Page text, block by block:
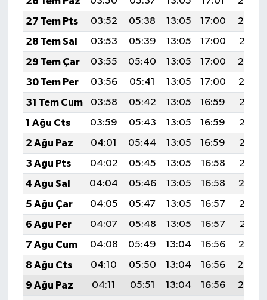
27 Tem Pts
03:52 05:38 13:05 17:00
20:22
28 Tem Sal
03:53 05:39 13:05 17:00
20:21
29 Tem Çar
03:55 05:40 13:05 17:00
20:20
30 Tem Per
03:56 05:41 13:05 17:00
20:19
31 Tem Cum
03:58 05:42 13:05 16:59
20:18
1 Ağu Cts
03:59 05:43 13:05 16:59
20:17
2 Ağu Paz
04:01 05:44 13:05 16:59
20:16
3 Ağu Pts
04:02 05:45 13:05 16:58
20:15
4 Ağu Sal
04:04 05:46 13:05 16:58
20:14
5 Ağu Çar
04:05 05:47 13:05 16:57
20:13
6 Ağu Per
04:07 05:48 13:05 16:57
20:11
7 Ağu Cum
04:08 05:49 13:04 16:56
20:10
8 Ağu Cts
04:10 05:50 13:04 16:56
20:09
9 Ağu Paz
04:11 05:51 13:04 16:56
20:08